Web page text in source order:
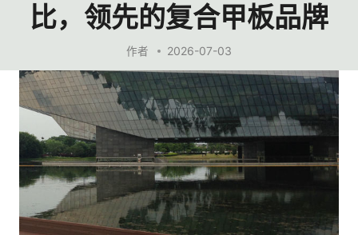
比，领先的复合甲板品牌
作者 2026-07-03